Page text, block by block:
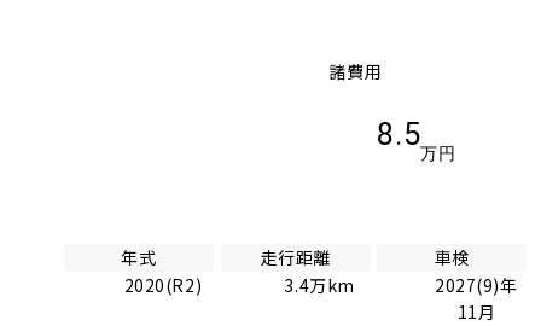
諸費用
8.5
万円
年式
2020(R2)
走行距離
3.4万km
車検
2027(9)年
11月